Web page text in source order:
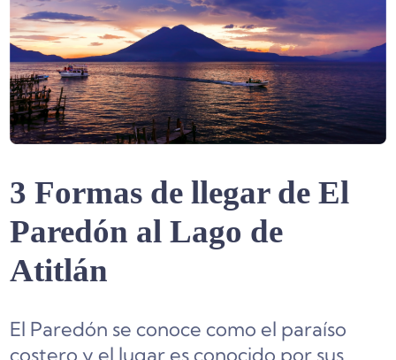
3 Formas de llegar de El
Paredón al Lago de
Atitlán
El Paredón se conoce como el paraíso